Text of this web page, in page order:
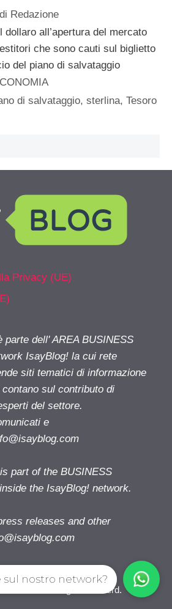
di Redazione
dollaro all’apertura del mercato
che sono cauti sul biglietto
del piano di salvataggio
di salvataggio,sterlina,Tesoro
Privacy (UE)
parte dell' AREA BUSINESS
IsayBlog! la cui rete
siti tematici di informazione
sul contributo di
del settore.
e
part of the BUSINESS
the IsayBlog! network.
releases and other
© 2026. All right reserverd.
nostro network?